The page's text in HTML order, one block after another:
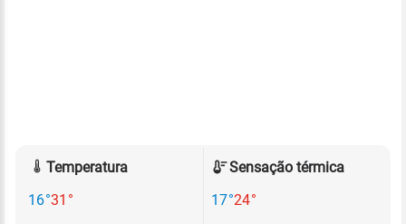
Temperatura
16°31°
Sensação térmica
17°24°